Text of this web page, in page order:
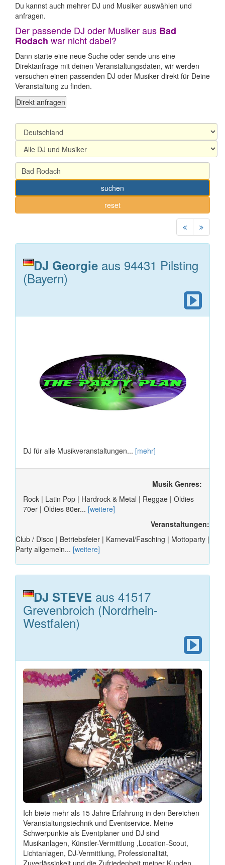
Du kannst auch mehrer DJ und Musiker auswählen und
anfragen.
Der passende DJ oder Musiker aus Bad
Rodach war nicht dabei?
Dann starte eine neue Suche oder sende uns eine
Direktanfrage mit deinen Veranstaltungsdaten, wir werden
versuchen einen passenden DJ oder Musiker direkt für Deine
Veranstaltung zu finden.
Direkt anfragen
suchen
reset
DJ Georgie aus 94431 Pilsting
(Bayern)
DJ für alle Musikveranstaltungen... [mehr]
Musik Genres:
Rock | Latin Pop | Hardrock & Metal | Reggae | Oldies
70er | Oldies 80er... [weitere]
Veranstaltungen:
Club / Disco | Betriebsfeier | Karneval/Fasching | Mottoparty |
Party allgemein... [weitere]
DJ STEVE aus 41517
Grevenbroich (Nordrhein-
Westfalen)
Ich biete mehr als 15 Jahre Erfahrung in den Bereichen
Veranstaltungstechnik und Eventservice. Meine
Schwerpunkte als Eventplaner und DJ sind
Musikanlagen, Künstler-Vermittlung ,Location-Scout,
Lichtanlagen, DJ-Vermittlung, Professionalität,
Zuverlässigkeit und die Zufriedenheit meiner Kunden.